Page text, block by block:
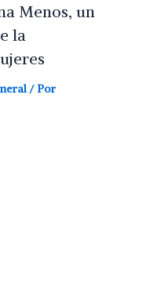
Menos, un
la
/ Por